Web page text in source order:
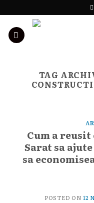
to
content
TAG
Cum a
Sarat sa
sa
POSTED ON 12